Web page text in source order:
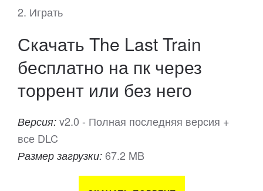
2. Играть
Скачать The Last Train
бесплатно на пк через
торрент или без него
Версия: v2.0 - Полная последняя версия +
все DLC
Размер загрузки: 67.2 MB